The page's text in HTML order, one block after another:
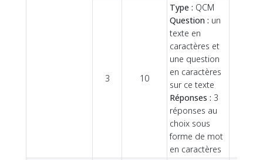
3 10
Type : QCM
Question : un
texte en
caractères et
une question
en caractères
sur ce texte
Réponses : 3
réponses au
choix sous
forme de mot
en caractères